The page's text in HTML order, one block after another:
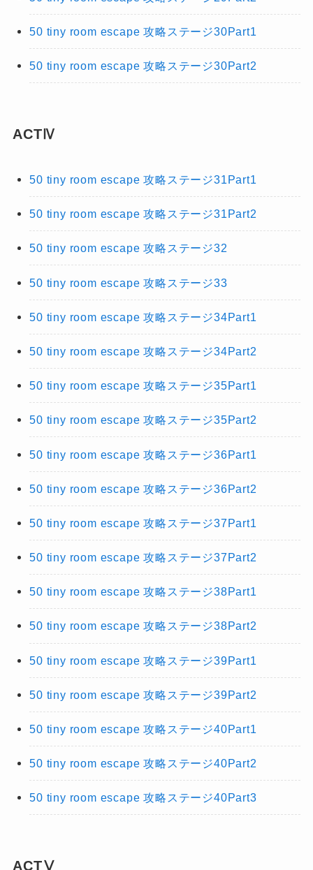
50 tiny room escape 攻略ステージ30Part1
50 tiny room escape 攻略ステージ30Part2
ACTⅣ
50 tiny room escape 攻略ステージ31Part1
50 tiny room escape 攻略ステージ31Part2
50 tiny room escape 攻略ステージ32
50 tiny room escape 攻略ステージ33
50 tiny room escape 攻略ステージ34Part1
50 tiny room escape 攻略ステージ34Part2
50 tiny room escape 攻略ステージ35Part1
50 tiny room escape 攻略ステージ35Part2
50 tiny room escape 攻略ステージ36Part1
50 tiny room escape 攻略ステージ36Part2
50 tiny room escape 攻略ステージ37Part1
50 tiny room escape 攻略ステージ37Part2
50 tiny room escape 攻略ステージ38Part1
50 tiny room escape 攻略ステージ38Part2
50 tiny room escape 攻略ステージ39Part1
50 tiny room escape 攻略ステージ39Part2
50 tiny room escape 攻略ステージ40Part1
50 tiny room escape 攻略ステージ40Part2
50 tiny room escape 攻略ステージ40Part3
ACTⅤ